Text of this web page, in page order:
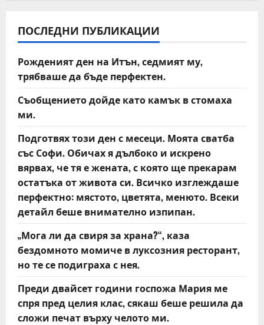
v
i
g
a
t
i
o
n
ПОСЛЕДНИ ПУБЛИКАЦИИ
Рожденият ден на Итън, седмият му,
трябваше да бъде перфектен.
Съобщението дойде като камък в стомаха
ми.
Подготвях този ден с месеци. Моята сватба
със Софи. Обичах я дълбоко и искрено
вярвах, че тя е жената, с която ще прекарам
остатъка от живота си. Всичко изглеждаше
перфектно: мястото, цветята, менюто. Всеки
детайл беше внимателно изпипан.
„Мога ли да свиря за храна?“, каза
бездомното момиче в луксозния ресторант,
но те се подиграха с нея.
Преди двайсет години госпожа Мария ме
спря пред целия клас, сякаш беше решила да
сложи печат върху челото ми.